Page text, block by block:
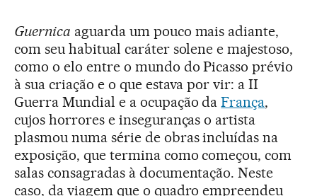
Guernica aguarda um pouco mais adiante,
com seu habitual caráter solene e majestoso,
como o elo entre o mundo do Picasso prévio
à sua criação e o que estava por vir: a II
Guerra Mundial e a ocupação daFrança,
cujos horrores e inseguranças o artista
plasmou numa série de obras incluídas na
exposição, que termina como começou, com
salas consagradas à documentação. Neste
caso, da viagem que o quadro empreendeu